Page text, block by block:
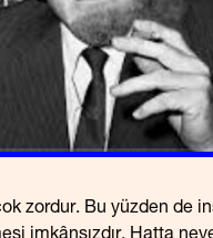
zordur. Bu yüzden de